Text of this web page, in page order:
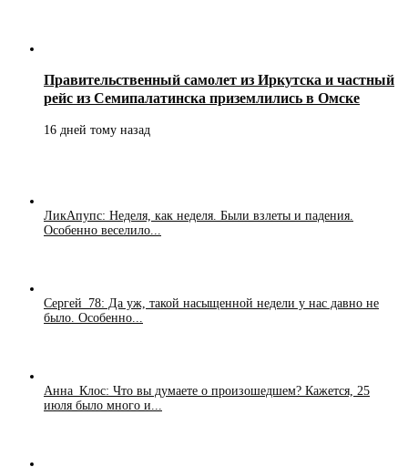
Правительственный самолет из Иркутска и частный
рейс из Семипалатинска приземлились в Омске
16 дней тому назад
ЛикАпупс: Неделя, как неделя. Были взлеты и падения.
Особенно веселило...
Сергей_78: Да уж, такой насыщенной недели у нас давно не
было. Особенно...
Анна_Клос: Что вы думаете о произошедшем? Кажется, 25
июля было много и...